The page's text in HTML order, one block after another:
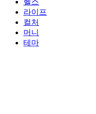
헬스
라이프
컬처
머니
테마